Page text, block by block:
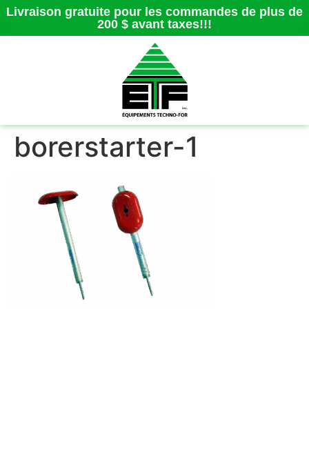
Livraison gratuite pour les commandes de plus de
200 $ avant taxes!!!
borerstarter-1